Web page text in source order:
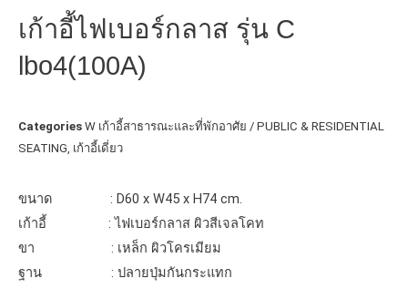
เก้าอี้ไฟเบอร์กลาส รุ่น C
lbo4(100A)
Categories W เก้าอี้สาธารณะและที่พักอาศัย / PUBLIC & RESIDENTIAL
SEATING เก้าอี้เดี่ยว
ขนาด : D60 x W45 x H74 cm.
เก้าอี้ : ไฟเบอร์กลาส ผิวสีเจลโคท
ขา : เหล็ก ผิวโครเมียม
ฐาน : ปลายปุ่มกันกระแทก